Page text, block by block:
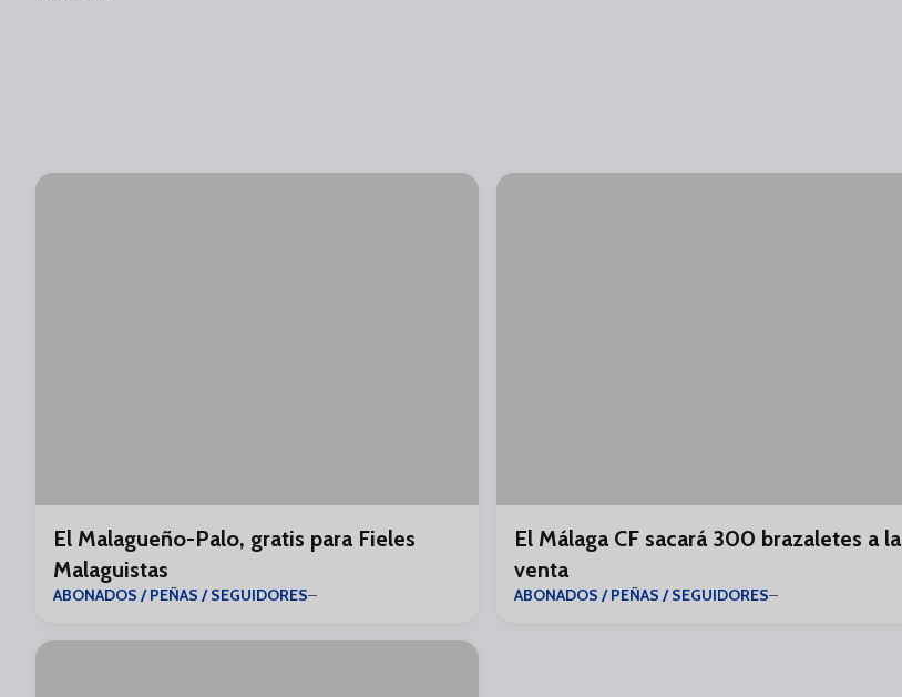
El Malagueño-Palo, gratis para Fieles
Malaguistas
ABONADOS / PEÑAS / SEGUIDORES
El Málaga CF sacará 300 brazaletes a la
venta
ABONADOS / PEÑAS / SEGUIDORES